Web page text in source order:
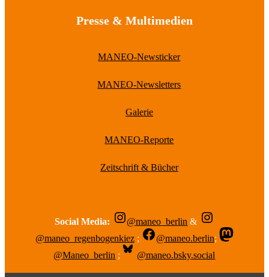
Presse & Multimedien
MANEO-Newsticker
MANEO-Newsletters
Galerie
MANEO-Reporte
Zeitschrift & Bücher
Social Media: @maneo_berlin &
@maneo_regenbogenkiez ; @maneo.berlin;
@Maneo_berlin ; @maneo.bsky.social